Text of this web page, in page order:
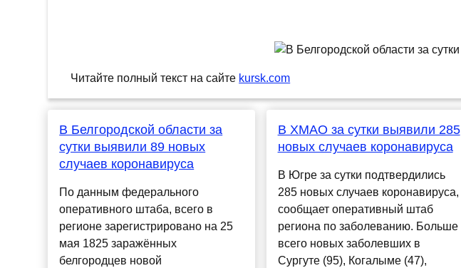
Читайте полный текст на сайте kursk.com
В Белгородской области за
сутки выявили 89 новых
случаев коронавируса
По данным федерального
оперативного штаба, всего в
регионе зарегистрировано на 25
мая 1825 заражённых
белгородцев новой
В ХМАО за сутки выявили 285
новых случаев коронавируса
В Югре за сутки подтвердились
285 новых случаев коронавируса,
сообщает оперативный штаб
региона по заболеванию. Больше
всего новых заболевших в
Сургуте (95), Когалыме (47),